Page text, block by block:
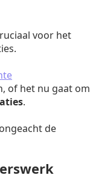
voor het
of het nu gaat om
.
de